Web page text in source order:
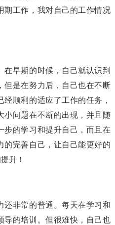
期工作，我对自己的工作情况
在早期的时候，自己就认识到
但是在努力后，自己也在不断
顺利的适应了工作的任务，
小问题在不断的出现，并且随
步的学习和提升自己，而且在
的完善自己，让自己能更好的
升！
还非常的普通。每天在学习和
导的培训。但很难快，自己也